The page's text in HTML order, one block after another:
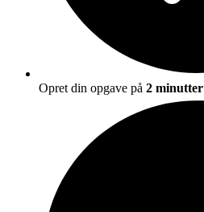
Opret din opgave på 2 minutter